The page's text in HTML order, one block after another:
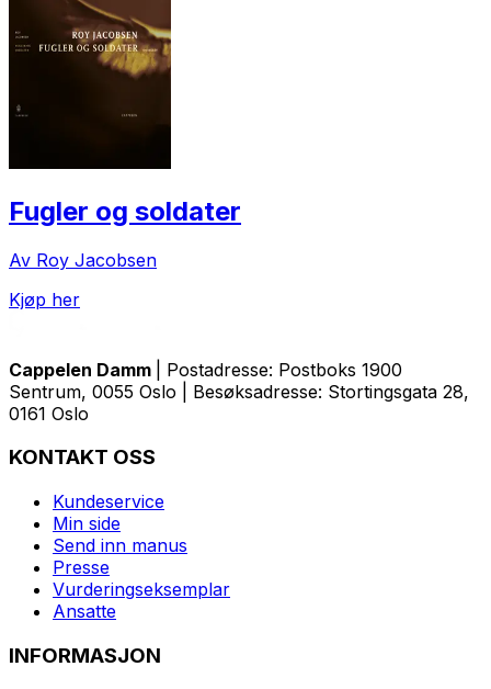
Fugler og soldater
Av Roy Jacobsen
Kjøp her
Cappelen Damm
| Postadresse: Postboks 1900
Sentrum, 0055 Oslo | Besøksadresse: Stortingsgata 28,
0161 Oslo
KONTAKT OSS
Kundeservice
Min side
Send inn manus
Presse
Vurderingseksemplar
Ansatte
INFORMASJON